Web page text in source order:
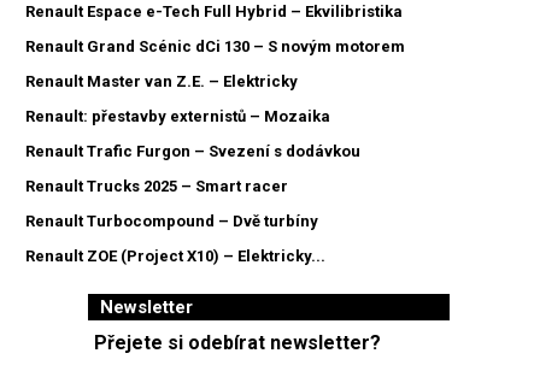
Renault Espace e-Tech Full Hybrid – Ekvilibristika
Renault Grand Scénic dCi 130 – S novým motorem
Renault Master van Z.E. – Elektricky
Renault: přestavby externistů – Mozaika
Renault Trafic Furgon – Svezení s dodávkou
Renault Trucks 2025 – Smart racer
Renault Turbocompound – Dvě turbíny
Renault ZOE (Project X10) – Elektricky...
Newsletter
Přejete si odebírat newsletter?